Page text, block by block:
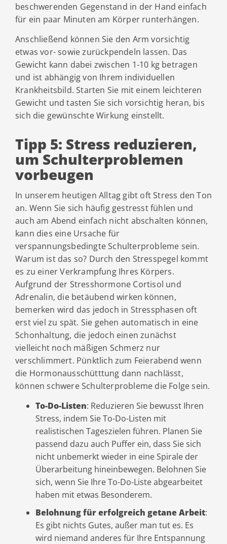
beschwerenden Gegenstand in der Hand einfach
für ein paar Minuten am Körper runterhängen.
Anschließend können Sie den Arm vorsichtig
etwas vor- sowie zurückpendeln lassen. Das
Gewicht kann dabei zwischen 1-10 kg betragen
und ist abhängig von Ihrem individuellen
Krankheitsbild. Starten Sie mit einem leichteren
Gewicht und tasten Sie sich vorsichtig heran, bis
sich die gewünschte Wirkung einstellt.
Tipp 5: Stress reduzieren,
um Schulterproblemen
vorbeugen
In unserem heutigen Alltag gibt oft Stress den Ton
an. Wenn Sie sich häufig gestresst fühlen und
auch am Abend einfach nicht abschalten können,
kann dies eine Ursache für
verspannungsbedingte Schulterprobleme sein.
Warum ist das so? Durch den Stresspegel kommt
es zu einer Verkrampfung Ihres Körpers.
Aufgrund der Stresshormone Cortisol und
Adrenalin, die betäubend wirken können,
bemerken wird das jedoch in Stressphasen oft
erst viel zu spät. Sie gehen automatisch in eine
Schonhaltung, die jedoch einen zunächst
vielleicht noch mäßigen Schmerz nur
verschlimmert. Pünktlich zum Feierabend wenn
die Hormonausschütttung dann nachlässt,
können schwere Schulterprobleme die Folge sein.
To-Do-Listen: Reduzieren Sie bewusst Ihren
Stress, indem Sie To-Do-Listen mit
realistischen Tageszielen führen. Planen Sie
passend dazu auch Puffer ein, dass Sie sich
nicht unbemerkt wieder in eine Spirale der
Überarbeitung hineinbewegen. Belohnen Sie
sich, wenn Sie Ihre To-Do-Liste abgearbeitet
haben mit etwas Besonderem.
Belohnung für erfolgreich getane Arbeit:
Es gibt nichts Gutes, außer man tut es. Es
wird niemand anderes für Ihre Entspannung